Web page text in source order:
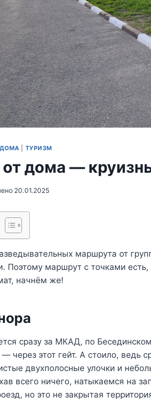
ТУРИЗМ
от дома —
20.01.2025
маршрута от
Поэтому маршрут с точками
начнём же!
сразу за МКАД, по
— через этот гейт. А стоило,
двухполосные улочки и
всего ничего, натыкаемся на
но это не закрытая